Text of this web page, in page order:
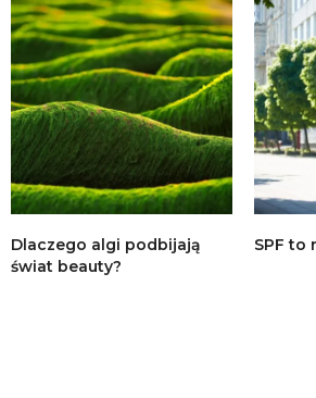
Dlaczego algi podbijają
świat beauty?
SPF to